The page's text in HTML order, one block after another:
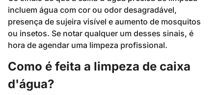
incluem água com cor ou odor desagradável,
presença de sujeira visível e aumento de mosquitos
ou insetos. Se notar qualquer um desses sinais, é
hora de agendar uma limpeza profissional.
Como é feita a limpeza de caixa
d'água?